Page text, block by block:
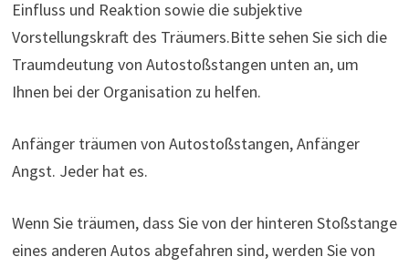
Einfluss und Reaktion sowie die subjektive
Vorstellungskraft des Träumers.Bitte sehen Sie sich die
Traumdeutung von Autostoßstangen unten an, um
Ihnen bei der Organisation zu helfen.
Anfänger träumen von Autostoßstangen, Anfänger
Angst. Jeder hat es.
Wenn Sie träumen, dass Sie von der hinteren Stoßstange
eines anderen Autos abgefahren sind, werden Sie von